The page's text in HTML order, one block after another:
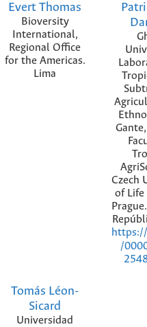
Evert Thomas
Bioversity
International,
Regional Office
for the Americas.
Lima
Czech
of Life
/
Tomás Léon-
Sicard
Universidad